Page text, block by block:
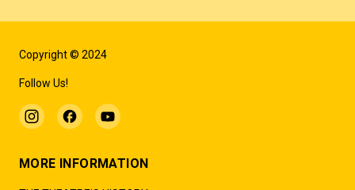
Copyright © 2024
Follow Us!
MORE INFORMATION